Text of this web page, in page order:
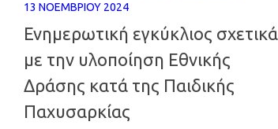
13 ΝΟΕΜΒΡΊΟΥ 2024
Ενημερωτική εγκύκλιος σχετικά
με την υλοποίηση Εθνικής
Δράσης κατά της Παιδικής
Παχυσαρκίας